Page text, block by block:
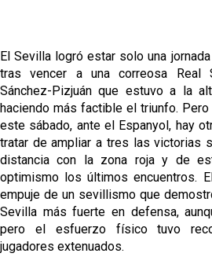
El Sevilla logró estar solo una
tras vencer a una correosa Real
Sánchez-Pizjuán que estuvo a la
haciendo más factible el triunfo. Pero
este sábado, ante el Espanyol, hay
tratar de ampliar a tres las victorias
distancia con la zona roja y de
optimismo los últimos encuentros.
empuje de un sevillismo que
Sevilla más fuerte en defensa,
pero el esfuerzo físico tuvo
jugadores extenuados.